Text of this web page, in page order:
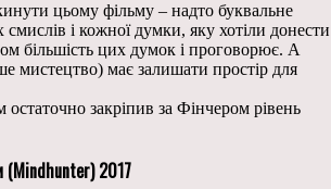
цьому фільму – надто буквальне
і кожної думки, яку хотіли донести
більшість цих думок і проговорює. А
мистецтво) має залишати простір для
закріпив за Фінчером рівень
(Mindhunter) 2017